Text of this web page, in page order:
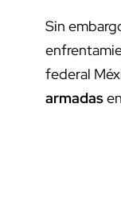
Sin
federal
armadas